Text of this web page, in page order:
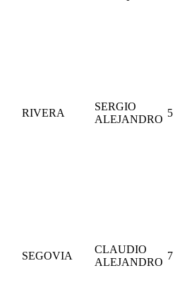
RIVERA
SERGIO
ALEJANDRO
5
SEGOVIA
CLAUDIO
ALEJANDRO
7